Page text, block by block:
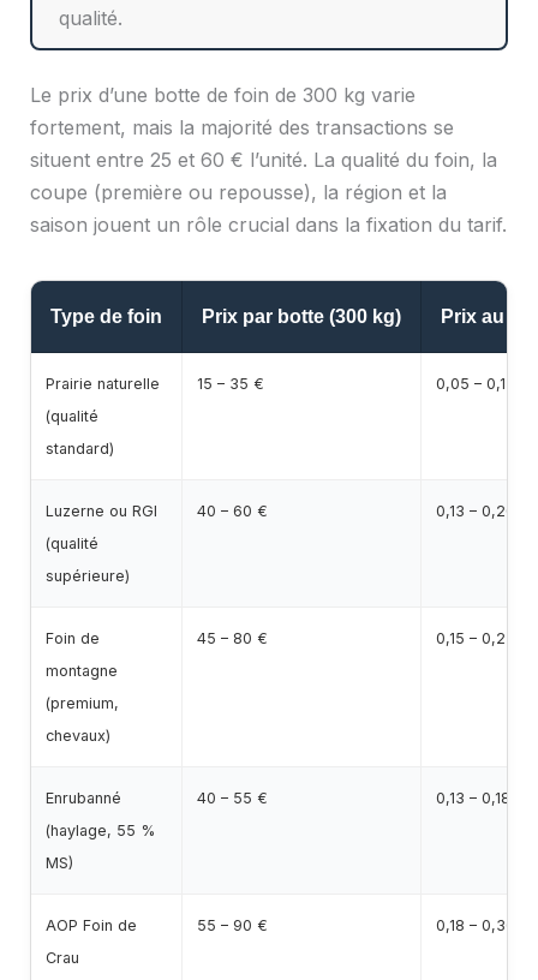
qualité.
Le prix d’une botte de foin de 300 kg varie
fortement, mais la majorité des transactions se
situent entre 25 et 60 € l’unité. La qualité du foin, la
coupe (première ou repousse), la région et la
saison jouent un rôle crucial dans la fixation du tarif.
Type de foin Prix par botte (300 kg) Prix au kg
Prairie naturelle
(qualité
standard)
15 – 35 € 0,05 – 0,12 €
Luzerne ou RGI
(qualité
supérieure)
40 – 60 € 0,13 – 0,20 €
Foin de
montagne
(premium,
chevaux)
45 – 80 € 0,15 – 0,27 €
Enrubanné
(haylage, 55 %
MS)
40 – 55 € 0,13 – 0,18 €
AOP Foin de
Crau
55 – 90 € 0,18 – 0,30 €